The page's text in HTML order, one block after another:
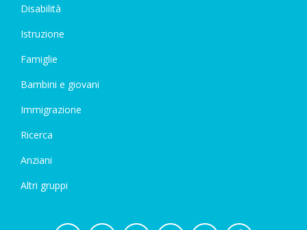
Disabilità
Istruzione
Famiglie
Bambini e giovani
Immigrazione
Ricerca
Anziani
Altri gruppi